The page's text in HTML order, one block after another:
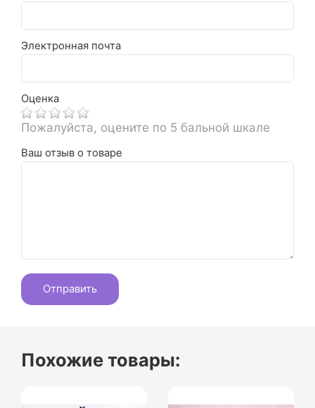
Электронная почта
Оценка
Пожалуйста, оцените по 5 бальной шкале
Ваш отзыв о товаре
Похожие товары: